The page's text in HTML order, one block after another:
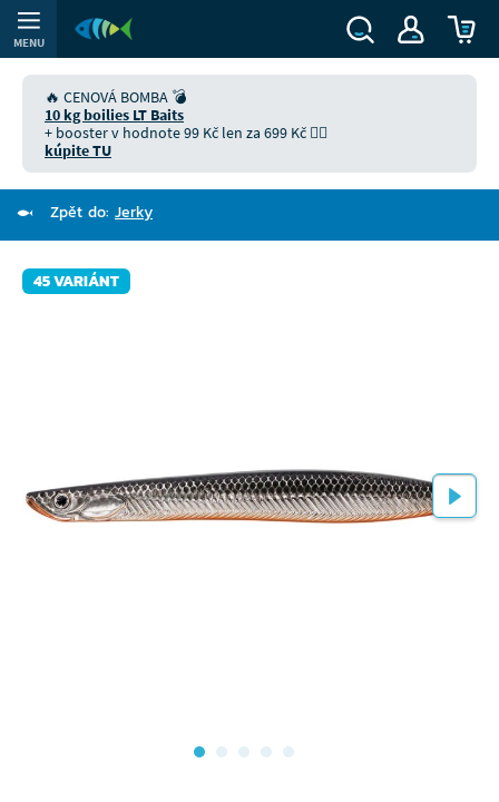
MENU
🔥 CENOVÁ BOMBA 💣
10 kg boilies LT Baits
+ booster v hodnote 99 Kč len za 699 Kč 👉🏻
kúpite TU
Zpět do: Jerky
45 VARIÁNT